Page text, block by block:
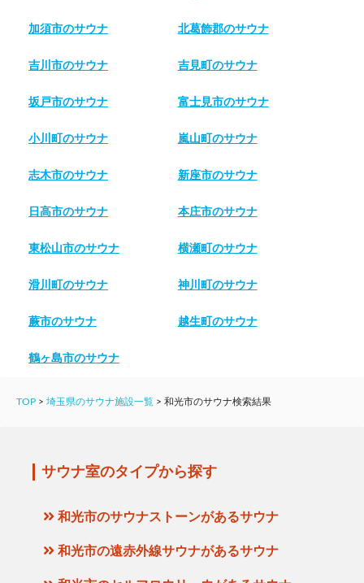
加須市のサウナ 北葛飾郡のサウナ
吉川市のサウナ 吉見町のサウナ
坂戸市のサウナ 富士見市のサウナ
小川町のサウナ 嵐山町のサウナ
志木市のサウナ 新座市のサウナ
日高市のサウナ 本庄市のサウナ
東松山市のサウナ 横瀬町のサウナ
滑川町のサウナ 神川町のサウナ
蕨市のサウナ 越生町のサウナ
鶴ヶ島市のサウナ
TOP > 埼玉県のサウナ施設一覧 > 和光市のサウナ検索結果
サウナ室のタイプから探す
和光市のサウナストーンがあるサウナ
和光市の遠赤外線サウナがあるサウナ